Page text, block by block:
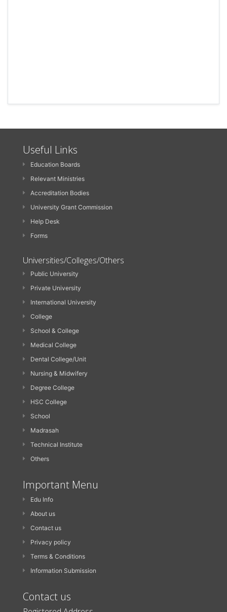
Useful Links
Education Boards
Relevant Ministries
Accreditation Bodies
University Grant Commission
Help Desk
Forms
Universities/Colleges/Others
Public University
Private University
International University
College
School & College
Medical College
Dental College/Unit
Nursing & Midwifery
Degree College
HSC College
School
Madrasah
Technical Institute
Others
Important Menu
Edu Info
About us
Contact us
Privacy policy
Terms & Conditions
Information Submission
Contact us